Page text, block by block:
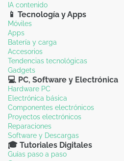
IA contenido
📱 Tecnología y Apps
Móviles
Apps
Batería y carga
Accesorios
Tendencias tecnológicas
Gadgets
💻 PC, Software y Electrónica
Hardware PC
Electrónica básica
Componentes electrónicos
Proyectos electrónicos
Reparaciones
Software y Descargas
🎓 Tutoriales Digitales
Guías paso a paso